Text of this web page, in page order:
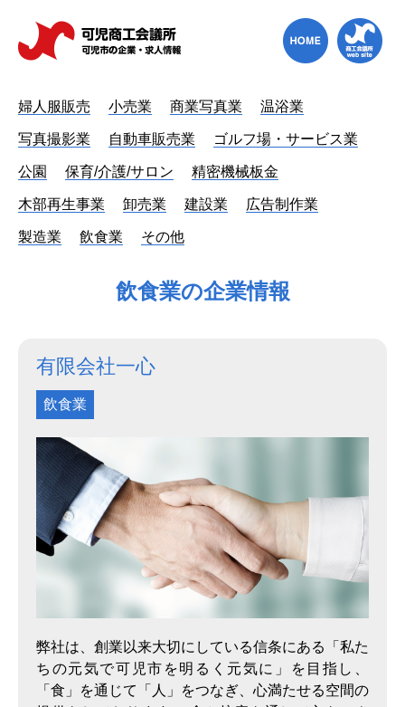
婦人服販売 小売業 商業写真業 温浴業
写真撮影業 自動車販売業 ゴルフ場・サービス業
公園 保育/介護/サロン 精密機械板金
木部再生事業 卸売業 建設業 広告制作業
製造業 飲食業 その他
飲食業の企業情報
有限会社一心
飲食業
弊社は、創業以来大切にしている信条にある「私た
ちの元気で可児市を明るく元気に」を目指し、
「食」を通じて「人」をつなぎ、心満たせる空間の